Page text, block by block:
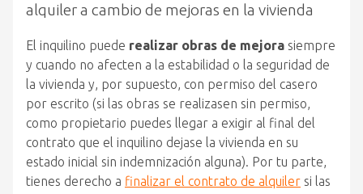
alquiler a cambio de mejoras en la vivienda
El inquilino puede realizar obras de mejora siempre
y cuando no afecten a la estabilidad o la seguridad de
la vivienda y, por supuesto, con permiso del casero
por escrito (si las obras se realizasen sin permiso,
como propietario puedes llegar a exigir al final del
contrato que el inquilino dejase la vivienda en su
estado inicial sin indemnización alguna). Por tu parte,
tienes derecho a finalizar el contrato de alquiler si las